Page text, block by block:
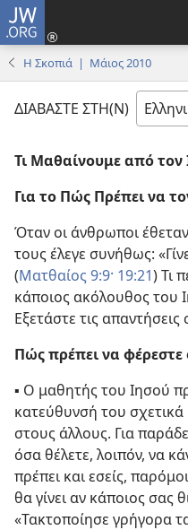
JW.ORG
Η Σκοπιά | Μάιος 2010
ΔΙΑΒΑΣΤΕ ΣΤΗ(Ν)
Τι Μαθαίνουμε από τον
Για το Πώς Πρέπει να
Όταν οι άνθρωποι
τους έλεγε συνήθως:
(Ματθαίος 9:9· 19:21) Τι
κάποιος ακόλουθος του
Εξετάστε τις
Πώς πρέπει να φέρεστε
▪ Ο μαθητής του Ιησού
κατεύθυνσή του
στους άλλους. Για
όσα θέλετε, λοιπόν, να
πρέπει και εσείς,
θα γίνει αν κάποιος σας
«Τακτοποίησε γρήγορα